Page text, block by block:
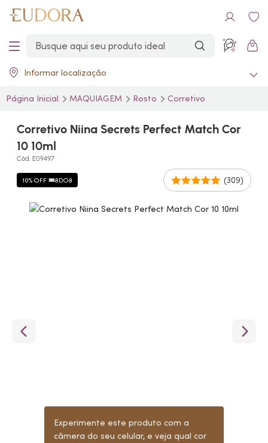
Informar localização
Página Inicial MAQUIAGEM Rosto Corretivo
Corretivo Niina Secrets Perfect Match Cor
10 10ml
Cód. E09497
10% OFF 🎟️8DO8 (309)
Experimente este produto com a
câmera do seu celular, e veja qual cor